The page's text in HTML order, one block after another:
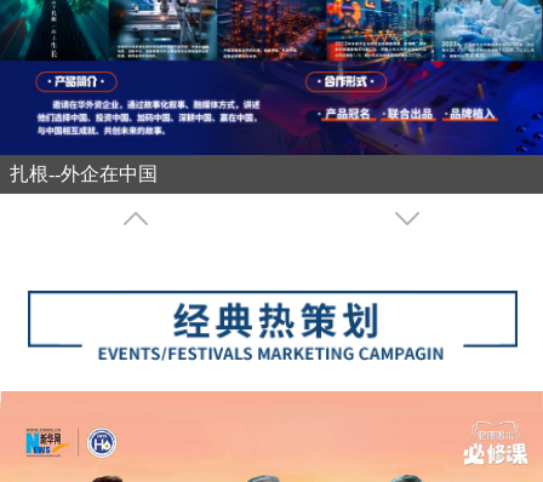
扎根--外企在中国